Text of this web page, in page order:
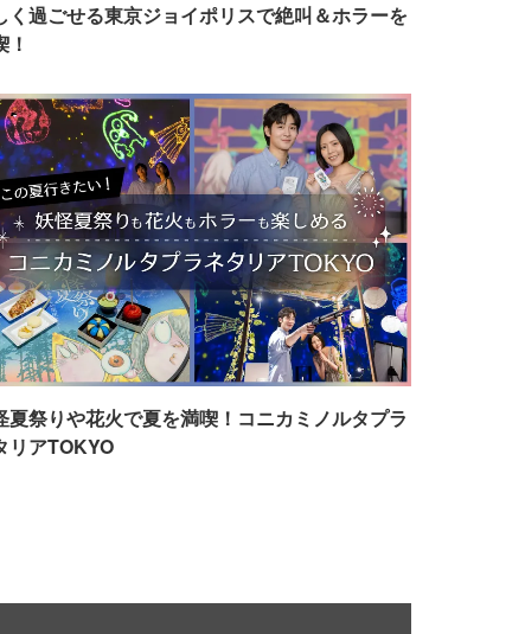
く過ごせる東京ジョイポリスで絶叫＆ホラーを
！
夏祭りや花火で夏を満喫！コニカミノルタプラ
リアTOKYO